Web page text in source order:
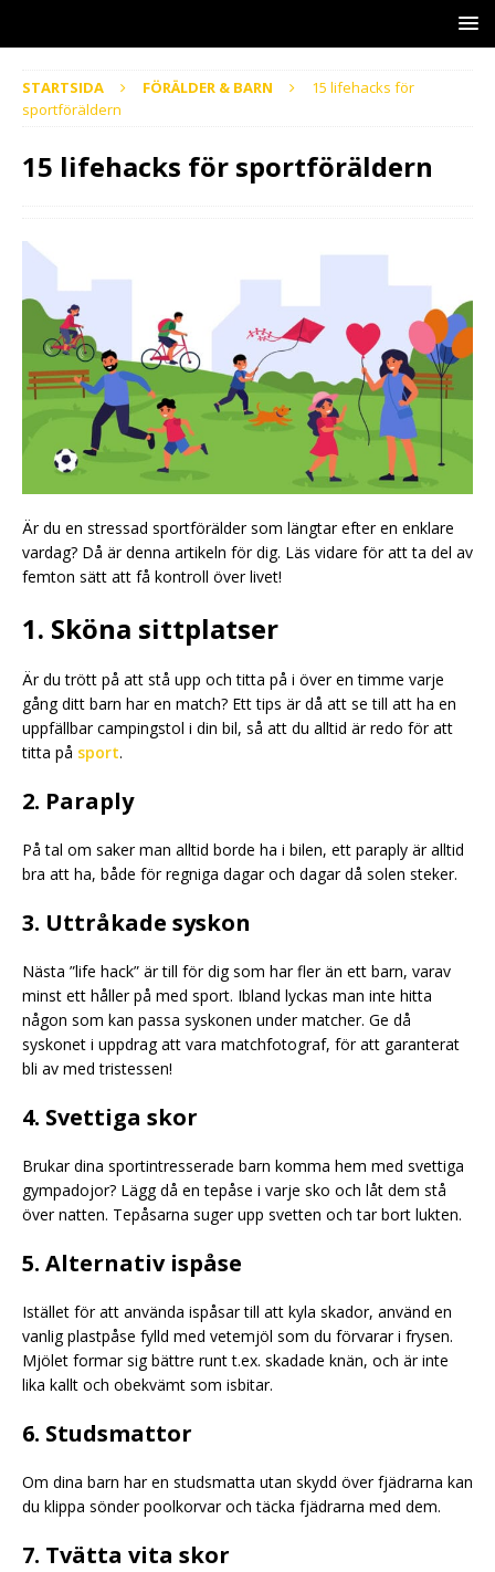
STARTSIDA FÖRÄLDER & BARN
15 lifehacks för
sportföräldern
15 lifehacks för sportföräldern
Är du en stressad sportförälder som längtar efter en enklare
vardag? Då är denna artikeln för dig. Läs vidare för att ta del av
femton sätt att få kontroll över livet!
1. Sköna sittplatser
Är du trött på att stå upp och titta på i över en timme varje
gång ditt barn har en match? Ett tips är då att se till att ha en
uppfällbar campingstol i din bil, så att du alltid är redo för att
titta på sport.
2. Paraply
På tal om saker man alltid borde ha i bilen, ett paraply är alltid
bra att ha, både för regniga dagar och dagar då solen steker.
3. Uttråkade syskon
Nästa ”life hack” är till för dig som har fler än ett barn, varav
minst ett håller på med sport. Ibland lyckas man inte hitta
någon som kan passa syskonen under matcher. Ge då
syskonet i uppdrag att vara matchfotograf, för att garanterat
bli av med tristessen!
4. Svettiga skor
Brukar dina sportintresserade barn komma hem med svettiga
gympadojor? Lägg då en tepåse i varje sko och låt dem stå
över natten. Tepåsarna suger upp svetten och tar bort lukten.
5. Alternativ ispåse
Istället för att använda ispåsar till att kyla skador, använd en
vanlig plastpåse fylld med vetemjöl som du förvarar i frysen.
Mjölet formar sig bättre runt t.ex. skadade knän, och är inte
lika kallt och obekvämt som isbitar.
6. Studsmattor
Om dina barn har en studsmatta utan skydd över fjädrarna kan
du klippa sönder poolkorvar och täcka fjädrarna med dem.
7. Tvätta vita skor